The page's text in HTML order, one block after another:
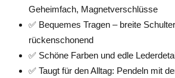
Geheimfach, Magnetverschlüsse
✅ Bequemes Tragen – breite
rückenschonend
✅ Schöne Farben und edle
✅ Taugt für den Alltag: Pendeln mit